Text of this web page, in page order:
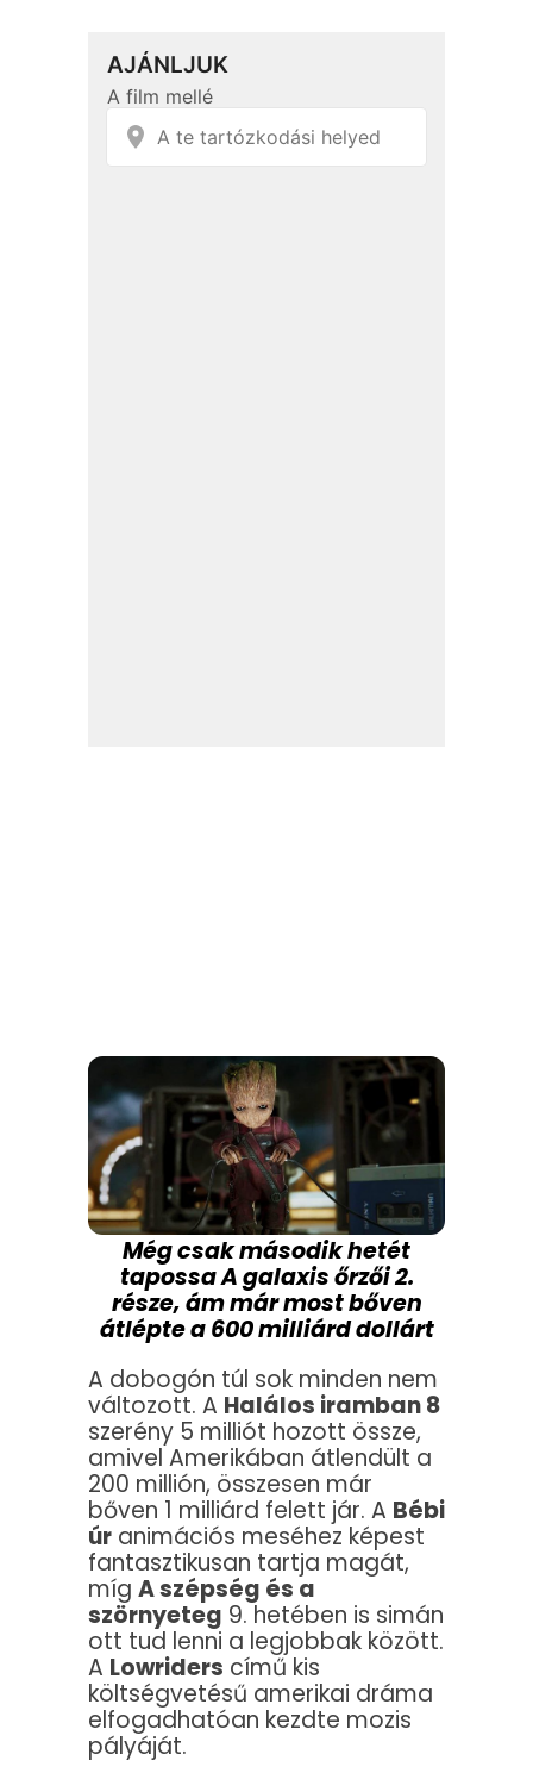
Még csak második hetét
tapossa A galaxis őrzői 2.
része, ám már most bőven
átlépte a 600 milliárd dollárt
A dobogón túl sok minden nem
változott. A Halálos iramban 8
szerény 5 milliót hozott össze,
amivel Amerikában átlendült a
200 millión, összesen már
bőven 1 milliárd felett jár. A Bébi
úr animációs meséhez képest
fantasztikusan tartja magát,
míg A szépség és a
szörnyeteg 9. hetében is simán
ott tud lenni a legjobbak között.
A Lowriders című kis
költségvetésű amerikai dráma
elfogadhatóan kezdte mozis
pályáját.